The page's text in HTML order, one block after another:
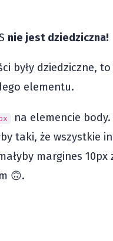
nie jest dziedziczna!
były dziedziczne, to
elementu.
na elemencie body.
taki, że wszystkie
margines 10px
🙃.